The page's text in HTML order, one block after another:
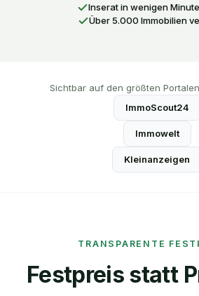
Inserat in wenigen
Über 5.000 Immobilien
Sichtbar auf den größten
ImmoScout24
Immowelt
Kleinanzeigen
TRANSPARENTE
Festpreis statt